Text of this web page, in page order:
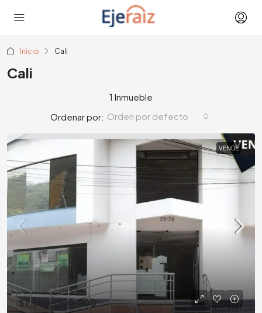
Inicio Cali
Cali
1 Inmueble
Ordenar por: Orden por defecto
VENDE
$1,900,000,000